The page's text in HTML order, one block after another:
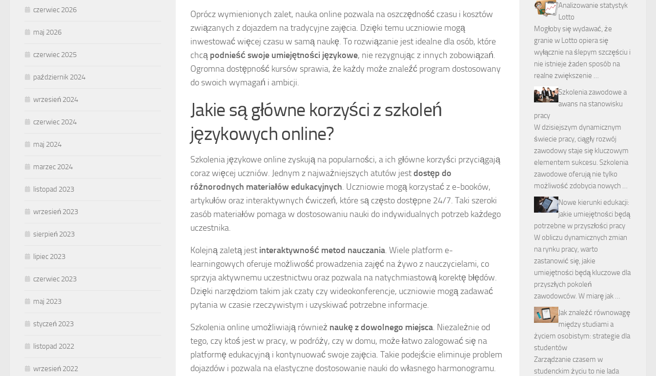
Oprócz wymienionych zalet, nauka online pozwala na oszczędność czasu i kosztów
związanych z dojazdem na tradycyjne zajęcia. Dzięki temu uczniowie mogą
inwestować więcej czasu w samą naukę. To rozwiązanie jest idealne dla osób, które
chcą podnieść swoje umiejętności językowe, nie rezygnując z innych zobowiązań.
Ogromna dostępność kursów sprawia, że każdy może znaleźć program dostosowany
do swoich wymagań i ambicji.
Jakie są główne korzyści z szkoleń
językowych online?
Szkolenia językowe online zyskują na popularności, a ich główne korzyści przyciągają
coraz więcej uczniów. Jednym z najważniejszych atutów jestdostęp do
różnorodnych materiałów edukacyjnych. Uczniowie mogą korzystać z e-booków,
artykułów oraz interaktywnych ćwiczeń, które są często dostępne 24/7. Taki szeroki
zasób materiałów pomaga w dostosowaniu nauki do indywidualnych potrzeb każdego
uczestnika.
Kolejną zaletą jest interaktywność metod nauczania. Wiele platform e-
learningowych oferuje możliwość prowadzenia zajęć na żywo z nauczycielami, co
sprzyja aktywnemu uczestnictwu oraz pozwala na natychmiastową korektę błędów.
Dzięki narzędziom takim jak czaty czy wideokonferencje, uczniowie mogą zadawać
pytania w czasie rzeczywistym i uzyskiwać potrzebne informacje.
Szkolenia online umożliwiają również naukę z dowolnego miejsca. Niezależnie od
tego, czy ktoś jest w pracy, w podróży, czy w domu, może łatwo zalogować się na
platformę edukacyjną i kontynuować swoje zajęcia. Takie podejście eliminuje problem
dojazdów i pozwala na elastyczne dostosowanie nauki do własnego harmonogramu.
czerwiec 2026
maj 2026
czerwiec 2025
październik 2024
wrzesień 2024
czerwiec 2024
maj 2024
marzec 2024
listopad 2023
wrzesień 2023
sierpień 2023
lipiec 2023
czerwiec 2023
maj 2023
styczeń 2023
listopad 2022
wrzesień 2022
Analizowanie statystyk
Lotto
Mogłoby się wydawać, że
granie w Lotto opiera się
wyłącznie na ślepym szczęściu i
nie istnieje żaden sposób na
realne zwiększenie …
Szkolenia zawodowe a
awans na stanowisku
pracy
W dzisiejszym dynamicznym
świecie pracy, ciągły rozwój
zawodowy staje się kluczowym
elementem sukcesu. Szkolenia
zawodowe oferują nie tylko
możliwość zdobycia nowych …
Nowe kierunki edukacji:
jakie umiejętności będą
potrzebne w przyszłości pracy
W obliczu dynamicznych zmian
na rynku pracy, warto
zastanowić się, jakie
umiejętności będą kluczowe dla
przyszłych pokoleń
zawodowców. W miarę jak …
Jak znaleźć równowagę
między studiami a
życiem osobistym: strategie dla
studentów
Zarządzanie czasem w
studenckim życiu to nie lada